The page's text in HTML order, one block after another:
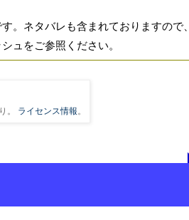
。ネタバレも含まれておりますので、
ュをご参照ください。
。 ライセンス情報 。